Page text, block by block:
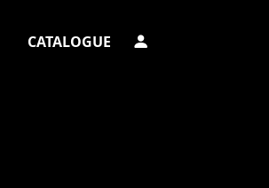
CATALOGUE